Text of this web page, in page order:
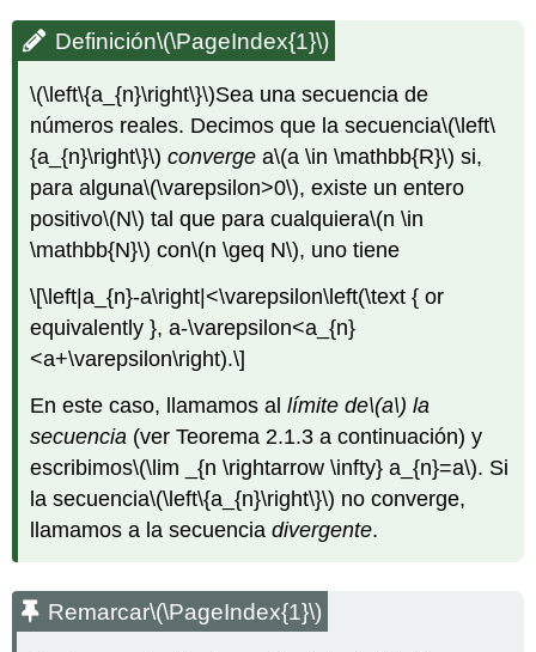
Definición\(\PageIndex{1}\)
\(\left\{a_{n}\right\}\)Sea una secuencia de
números reales. Decimos que la secuencia\(\left\
{a_{n}\right\}\) converge a\(a \in \mathbb{R}\) si,
para alguna\(\varepsilon>0\), existe un entero
positivo\(N\) tal que para cualquiera\(n \in
\mathbb{N}\) con\(n \geq N\), uno tiene
\[\left|a_{n}-a\right|<\varepsilon\left(\text { or
equivalently }, a-\varepsilon<a_{n}
<a+\varepsilon\right).\]
En este caso, llamamos allímite de\(a\) la
secuencia (ver Teorema 2.1.3 a continuación) y
escribimos\(\lim _{n \rightarrow \infty} a_{n}=a\). Si
la secuencia\(\left\{a_{n}\right\}\) no converge,
llamamos a la secuenciadivergente.
Remarcar\(\PageIndex{1}\)